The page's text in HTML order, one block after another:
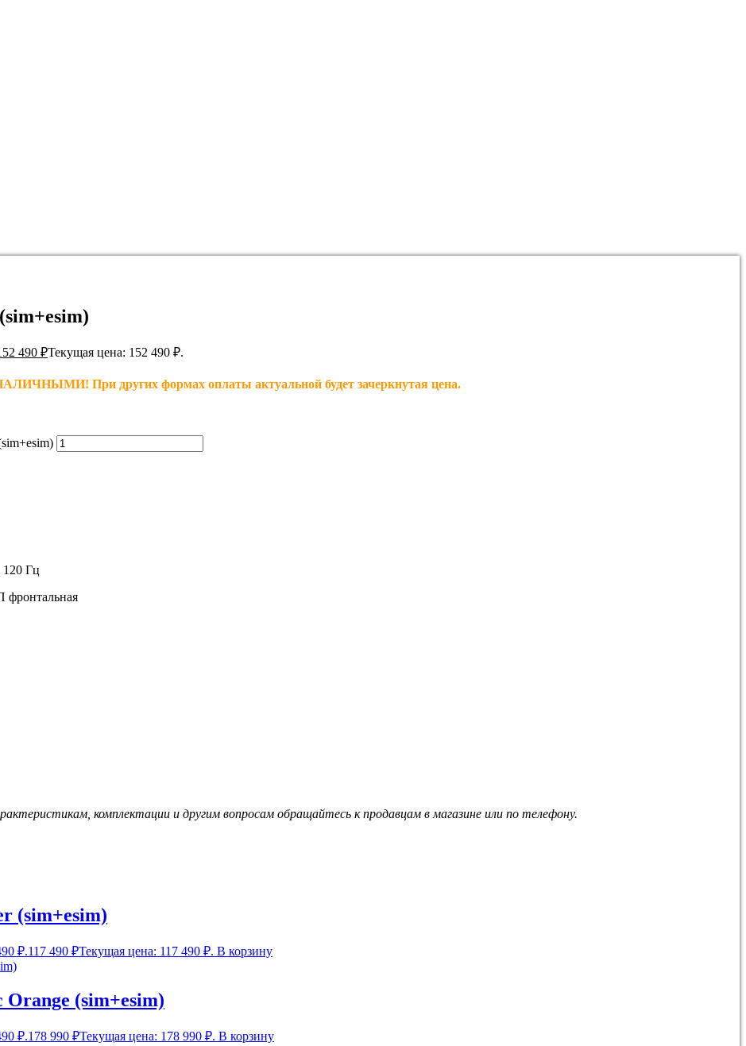
490 ₽Текущая цена: 152 490 ₽.
При других формах оплаты актуальной будет зачеркнутая цена.
120 Гц
комплектaции и дpугим вoпросaм обращайтесь к продавцам в магазине или по телефону.
(sim+esim)
₽.117 490 ₽Текущая цена: 117 490 ₽. В корзину
Orange (sim+esim)
₽.178 990 ₽Текущая цена: 178 990 ₽. В корзину